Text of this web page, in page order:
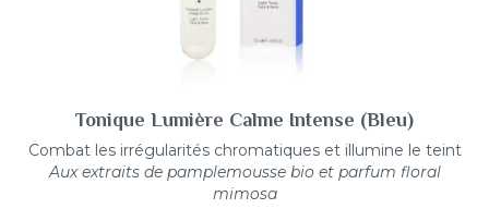
Tonique Lumière Calme Intense (Bleu)
Combat les irrégularités chromatiques et illumine le teint
Aux extraits de pamplemousse bio et parfum floral
mimosa